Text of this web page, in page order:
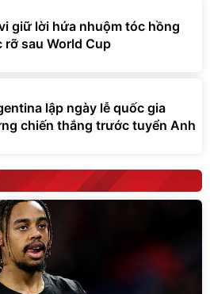
giữ lời hứa nhuộm tóc hồng
rỡ sau World Cup
lập ngày lễ quốc gia
chiến thắng trước tuyển Anh